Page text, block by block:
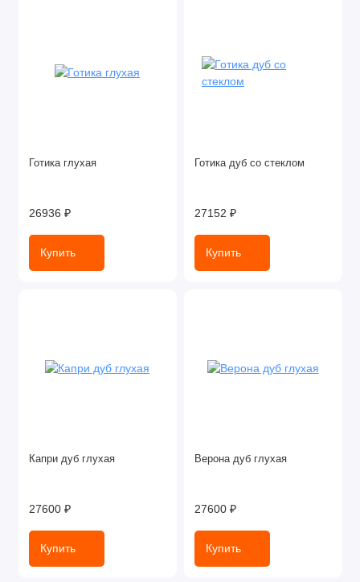
Готика глухая
26936 ₽
Купить
Готика дуб со стеклом
27152 ₽
Купить
Капри дуб глухая
27600 ₽
Купить
Верона дуб глухая
27600 ₽
Купить